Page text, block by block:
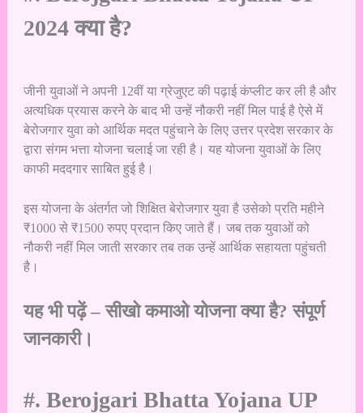
2024 क्या है?
जीनी युवाओं ने अपनी 12वीं या ग्रेजुएट की पढ़ाई कंप्लीट कर ली है और
अत्यधिक प्रयास करने के बाद भी उन्हें नौकरी नहीं मिल पाई है ऐसे में
बेरोजगार युवा को आर्थिक मदत पहुंचाने के लिए उत्तर प्रदेश सरकार के
द्वारा संगम भत्ता योजना चलाई जा रही है। यह योजना युवाओं के लिए
काफी मददगार साबित हुई है।
इस योजना के अंतर्गत जो शिक्षित बेरोजगार युवा है उसेको प्रति महीने
₹1000 से ₹1500 रुपए प्रदान किए जाते हैं। जब तक युवाओं को
नौकरी नहीं मिल जाती सरकार तब तक उन्हें आर्थिक सहायता पहुंचती
है।
यह भी पढ़ें –सीखो कमाओ योजना क्या है? संपूर्ण
जानकारी।
#. Berojgari Bhatta Yojana UP